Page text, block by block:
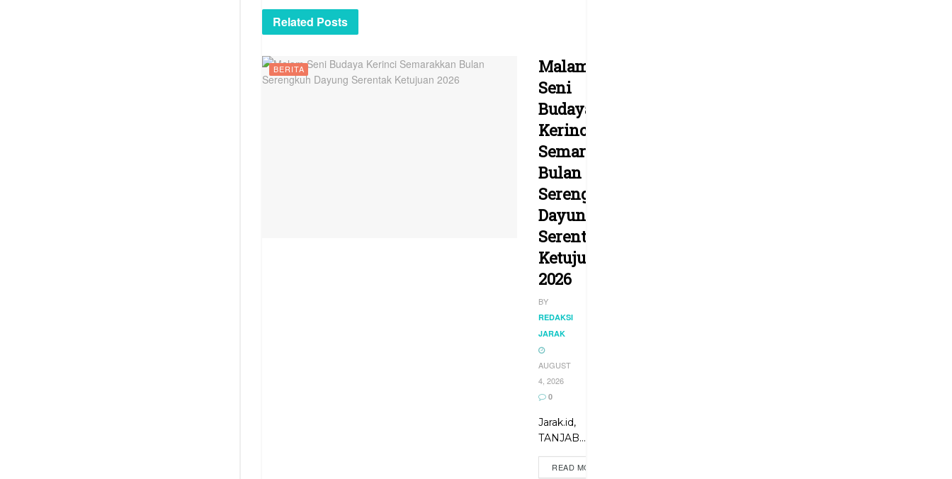
Related Posts
BERITA
Malam
Seni
Budaya
Kerinci
Semarakkan
Bulan
Serengkuh
Dayung
Serentak
Ketujuan
2026
BY
REDAKSI
JARAK
AUGUST
4, 2026
0
Jarak.id,
TANJAB...
READ MORE